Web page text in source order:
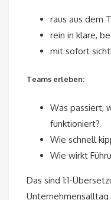
raus aus dem
rein in klare,
mit sofort
Teams erleben:
Was passiert,
funktioniert?
Wie schnell
Wie wirkt
Das sind 1:1-
Unternehmensalltag